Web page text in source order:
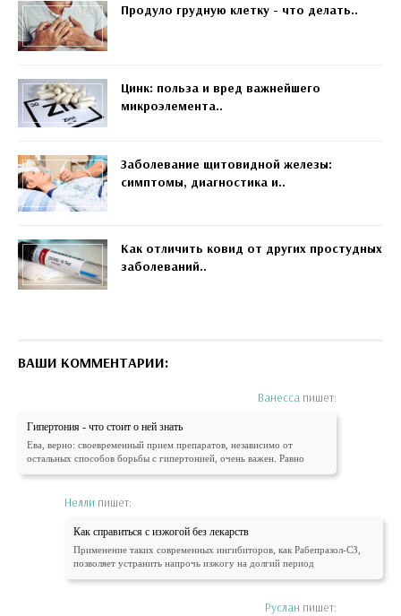
Продуло грудную клетку - что делать..
Цинк: польза и вред важнейшего
микроэлемента..
Заболевание щитовидной железы:
симптомы, диагностика и..
Как отличить ковид от других простудных
заболеваний..
ВАШИ КОММЕНТАРИИ:
Ванесса пишет:
Гипертония - что стоит о ней знать
Ева, верно: своевременный прием препаратов, независимо от
остальных способов борьбы с гипертонией, очень важен. Равно
Нелли пишет:
Как справиться с изжогой без лекарств
Применение таких современных ингибиторов, как Рабепразол-СЗ,
позволяет устранить напрочь изжогу на долгий период
Руслан пишет: